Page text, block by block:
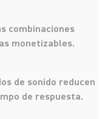
combinaciones
monetizables.
de sonido reducen
de respuesta.